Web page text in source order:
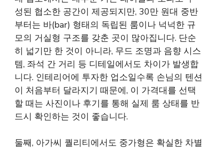
성된 협소한 공간이 제공되지만, 30만 원대 중반
부터는 바(bar) 형태의 독립된 룸이나 넉넉한 규
모의 거실형 구조를 갖춘 곳이 많아집니다. 단순
히 넓기만 한 것이 아니라, 무드 조명과 음향 시스
템, 좌석 간 거리 등 디테일에서도 차이가 발생합
니다. 인테리어에 투자한 업소일수록 손님의 텐션
이 처음부터 달라지기 때문에, 이 가격대를 선택
할 때는 사진이나 후기를 통해 실제 룸 상태를 반
드시 확인하는 것이 좋습니다.
둘째, 아가씨 퀄리티에서도 중가형은 확실한 차별